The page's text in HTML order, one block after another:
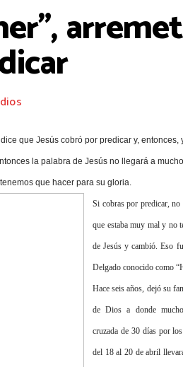
que Jesús cobró por predicar y, entonces,
la palabra de Jesús no llegará a
que hacer para su gloria.
Si cobras por predicar,
que estaba muy mal y no
de Jesús y cambió. Eso
Delgado conocido como
Hace seis años, dejó su
de Dios a donde
cruzada de 30 días por
del 18 al 20 de abril